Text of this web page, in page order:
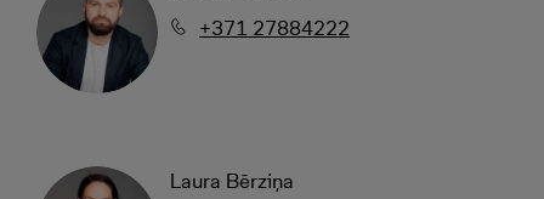
+371 27884222
Laura Bērziņa